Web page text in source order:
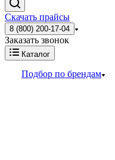
Скачать прайсы
8 (800) 200-17-04
Заказать звонок
Каталог
Подбор по брендам